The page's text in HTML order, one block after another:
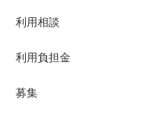
利用相談
利用負担金
募集